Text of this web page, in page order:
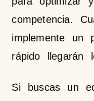
competencia.
implemente un
rápido llegarán
Si buscas un